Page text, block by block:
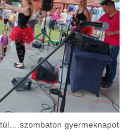
gyermeknapot